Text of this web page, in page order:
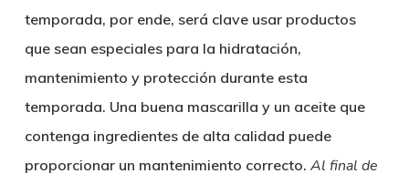
temporada, por ende, será clave usar productos
que sean especiales para la hidratación,
mantenimiento y protección durante esta
temporada. Una buena mascarilla y un aceite que
contenga ingredientes de alta calidad puede
proporcionar un mantenimiento correcto. Al final de